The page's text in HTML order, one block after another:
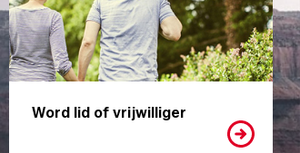
Word lid of vrijwilliger